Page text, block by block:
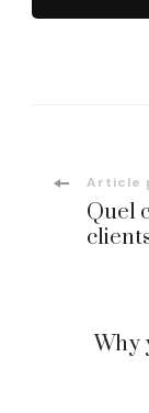
Article
Quel
Why